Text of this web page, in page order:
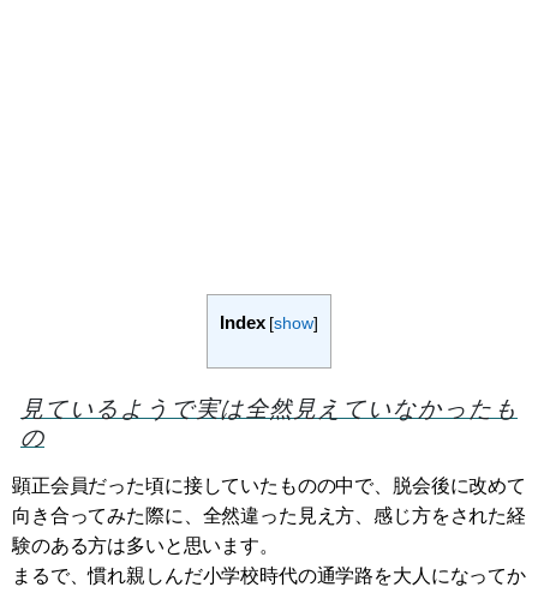
Index [show]
見ているようで実は全然見えていなかったも
の
顕正会員だった頃に接していたものの中で、脱会後に改めて
向き合ってみた際に、全然違った見え方、感じ方をされた経
験のある方は多いと思います。
まるで、慣れ親しんだ小学校時代の通学路を大人になってか